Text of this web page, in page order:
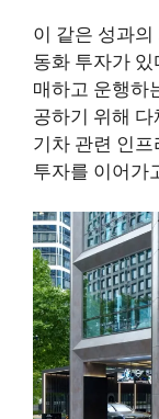
이 같은 성과
동화 투자가
매하고 운행하
공하기 위해
기차 관련 인
투자를 이어가